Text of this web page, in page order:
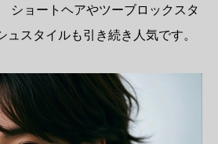
ショートヘアやツーブロックスタ
ュスタイルも引き続き人気です。